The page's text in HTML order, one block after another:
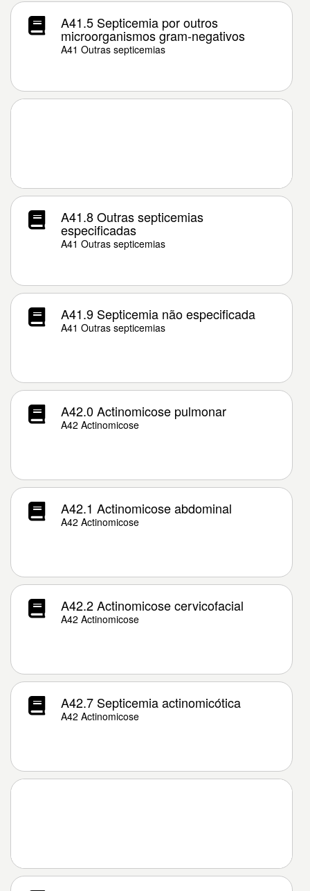
A41.5 Septicemia por outros
microorganismos gram-negativos
A41 Outras septicemias
A41.8 Outras septicemias
especificadas
A41 Outras septicemias
A41.9 Septicemia não especificada
A41 Outras septicemias
A42.0 Actinomicose pulmonar
A42 Actinomicose
A42.1 Actinomicose abdominal
A42 Actinomicose
A42.2 Actinomicose cervicofacial
A42 Actinomicose
A42.7 Septicemia actinomicótica
A42 Actinomicose